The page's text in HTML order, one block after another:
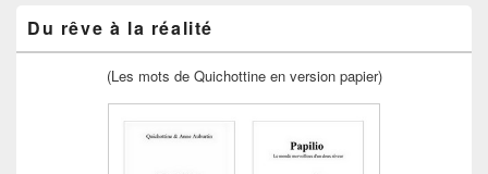
Du rêve à la réalité
(Les mots de Quichottine en version papier)